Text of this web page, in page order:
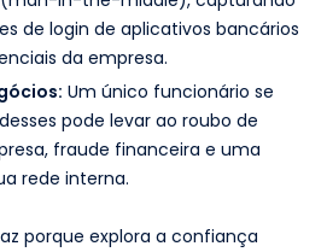
de login de aplicativos bancários
da empresa.
Um único funcionário se
pode levar ao roubo de
fraude financeira e uma
rede interna.
porque explora a confiança